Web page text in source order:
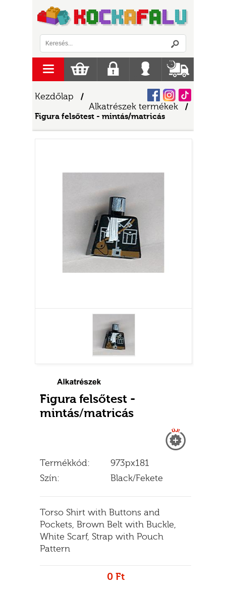
Kezdőlap /
Alkatrészek termékek
/
Figura felsőtest - mintás/matricás
Figura felsőtest -
mintás/matricás
Termékkód:
973px181
Szín:
Black/Fekete
Torso Shirt with Buttons and
Pockets, Brown Belt with Buckle,
White Scarf, Strap with Pouch
Pattern
0 Ft